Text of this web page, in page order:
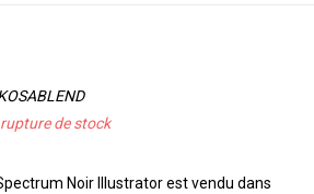
de stock
Noir Illustrator est vendu dans